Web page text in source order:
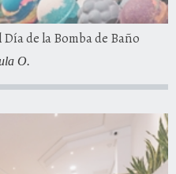
de la Bomba de Baño
O.